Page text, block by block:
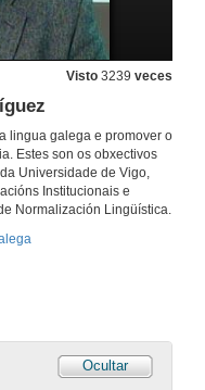
Visto 3239 veces
lingua galega e promover o
Estes son os obxectivos
Universidade de Vigo,
Institucionais e
Normalización Lingüística.
Ocultar
do galego
Francisco Cerviño